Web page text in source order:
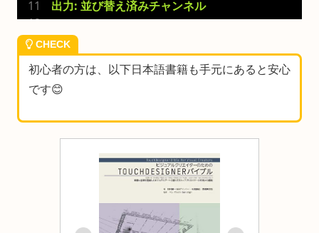
出力: 並び替え済みチャンネル
CHECK
初心者の方は、以下日本語書籍も手元にあると安心
です😊